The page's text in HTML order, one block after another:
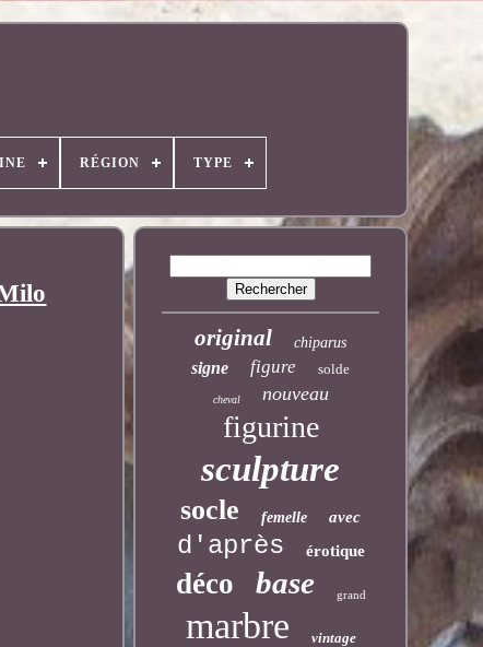
RÉGION TYPE
original chiparus
signe figure solde
cheval nouveau
figurine
sculpture
socle femelle avec
d'après érotique
déco base grand
marbre vintage